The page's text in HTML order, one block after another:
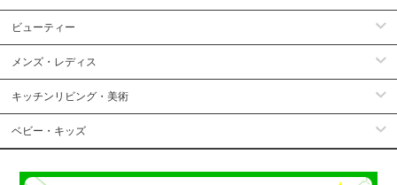
ビューティー
メンズ・レディス
キッチンリビング・美術
ベビー・キッズ